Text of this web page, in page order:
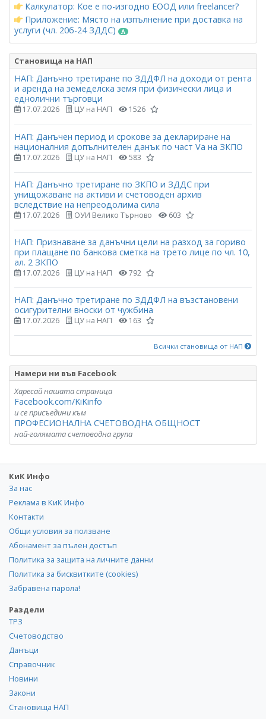
Калкулатор: Кое е по-изгодно ЕООД или freelancer?
Приложение: Място на изпълнение при доставка на
услуги (чл. 20б-24 ЗДДС)
Становища на НАП
НАП: Данъчно третиране по ЗДДФЛ на доходи от рента
и аренда на земеделска земя при физически лица и
еднолични търговци
17.07.2026 ЦУ на НАП 1526
НАП: Данъчен период и срокове за деклариране на
националния допълнителен данък по част Vа на ЗКПО
17.07.2026 ЦУ на НАП 583
НАП: Данъчно третиране по ЗКПО и ЗДДС при
унищожаване на активи и счетоводен архив
вследствие на непреодолима сила
17.07.2026 ОУИ Велико Търново 603
НАП: Признаване за данъчни цели на разход за гориво
при плащане по банкова сметка на трето лице по чл. 10,
ал. 2 ЗКПО
17.07.2026 ЦУ на НАП 792
НАП: Данъчно третиране по ЗДДФЛ на възстановени
осигурителни вноски от чужбина
17.07.2026 ЦУ на НАП 163
Всички становища от НАП
Намери ни във Facebook
Харесай нашата страница
Facebook.com/KiKinfo
и се присъедини към
ПРОФЕСИОНАЛНА СЧЕТОВОДНА ОБЩНОСТ
най-голямата счетоводна група
КиК Инфо
За нас
Реклама в КиК Инфо
Контакти
Общи условия за ползване
Абонамент за пълен достъп
Политика за защита на личните данни
Политика за бисквитките (cookies)
Забравена парола!
Раздели
ТРЗ
Счетоводство
Данъци
Справочник
Новини
Закони
Становища НАП